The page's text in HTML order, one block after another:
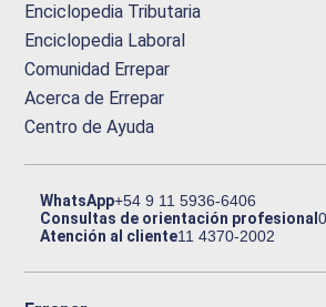
Enciclopedia Tributaria
Enciclopedia Laboral
Comunidad Errepar
Acerca de Errepar
Centro de Ayuda
WhatsApp+54 9 11 5936-6406
Consultas de orientación profesional
Atención al cliente11 4370-2002